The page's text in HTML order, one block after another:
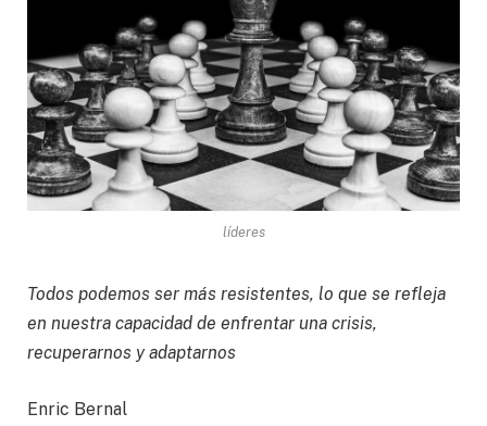
líderes
Todos podemos ser más resistentes, lo que se refleja
en nuestra capacidad de enfrentar una crisis,
recuperarnos y adaptarnos
Enric Bernal